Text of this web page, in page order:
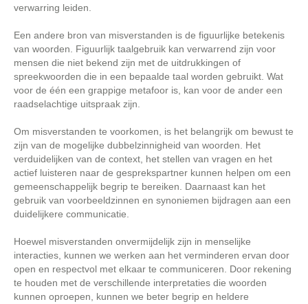
verwarring leiden.
Een andere bron van misverstanden is de figuurlijke betekenis
van woorden. Figuurlijk taalgebruik kan verwarrend zijn voor
mensen die niet bekend zijn met de uitdrukkingen of
spreekwoorden die in een bepaalde taal worden gebruikt. Wat
voor de één een grappige metafoor is, kan voor de ander een
raadselachtige uitspraak zijn.
Om misverstanden te voorkomen, is het belangrijk om bewust te
zijn van de mogelijke dubbelzinnigheid van woorden. Het
verduidelijken van de context, het stellen van vragen en het
actief luisteren naar de gesprekspartner kunnen helpen om een
gemeenschappelijk begrip te bereiken. Daarnaast kan het
gebruik van voorbeeldzinnen en synoniemen bijdragen aan een
duidelijkere communicatie.
Hoewel misverstanden onvermijdelijk zijn in menselijke
interacties, kunnen we werken aan het verminderen ervan door
open en respectvol met elkaar te communiceren. Door rekening
te houden met de verschillende interpretaties die woorden
kunnen oproepen, kunnen we beter begrip en heldere